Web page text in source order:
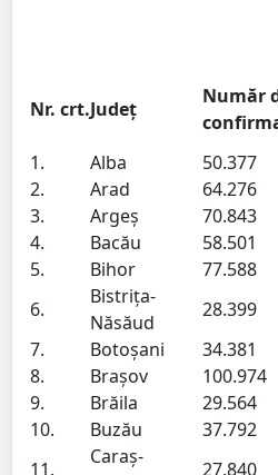
Nr. crt.Județ
Număr
1.
Alba 50.377
2.
Arad 64.276
3.
Argeș 70.843
4.
Bacău 58.501
5.
Bihor 77.588
6.
Bistrița-
Năsăud
28.399
7.
Botoșani 34.381
8.
Brașov 100.974
9.
Brăila 29.564
10.
Buzău 37.792
11.
Caraș-
27.840